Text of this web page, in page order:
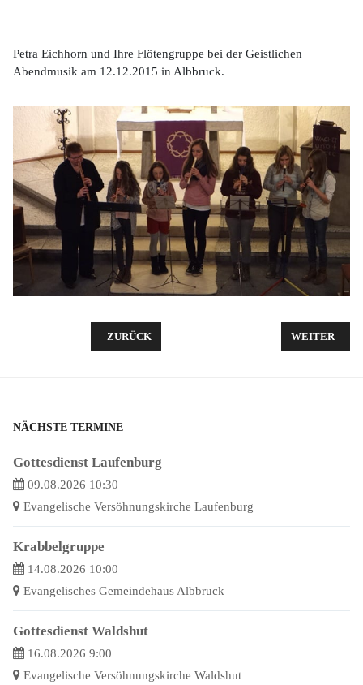
Petra Eichhorn und Ihre Flötengruppe bei der Geistlichen
Abendmusik am 12.12.2015 in Albbruck.
VORHERIGER BEITRAG: STILLE NACHT
ZURÜCK NÄCHSTER
WEITER
NÄCHSTE TERMINE
Gottesdienst Laufenburg
09.08.2026 10:30
Evangelische Versöhnungskirche Laufenburg
Krabbelgruppe
14.08.2026 10:00
Evangelisches Gemeindehaus Albbruck
Gottesdienst Waldshut
16.08.2026 9:00
Evangelische Versöhnungskirche Waldshut